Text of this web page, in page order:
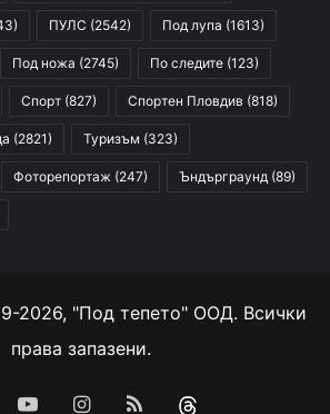
ПУЛС (2542) Под лупа (1613)
Под ножа (2745) По следите (123)
Спорт (827) Спортен Пловдив (818)
(2821) Туризъм (323)
Фоторепортаж (247) Ъндърграунд (89)
2026, "Под тепето" ООД. Всички
права запазени.
YouTubeInstagram
RSS